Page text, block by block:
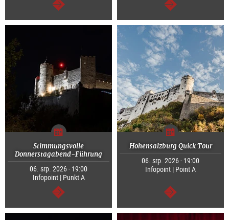
continue continue
Stimmungsvolle
Donnerstagabend-Führung
06. srp. 2026 - 19:00
Infopoint | Punkt A
continue
Hohensalzburg Quick Tour
06. srp. 2026 - 19:00
Infopoint | Point A
continue